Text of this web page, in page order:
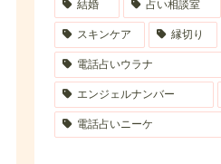
結婚 占い相談室
スキンケア 縁切り
電話占いウラナ
エンジェルナンバー
電話占いニーケ